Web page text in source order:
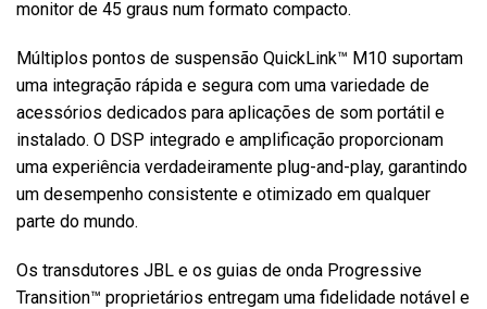
monitor de 45 graus num formato compacto.
Múltiplos pontos de suspensão QuickLink™ M10 suportam
uma integração rápida e segura com uma variedade de
acessórios dedicados para aplicações de som portátil e
instalado. O DSP integrado e amplificação proporcionam
uma experiência verdadeiramente plug-and-play, garantindo
um desempenho consistente e otimizado em qualquer
parte do mundo.
Os transdutores JBL e os guias de onda Progressive
Transition™ proprietários entregam uma fidelidade notável e